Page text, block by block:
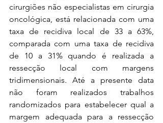
cirurgiões não especialistas em cirurgia
oncológica, está relacionada com uma
taxa de recidiva local de 33 a 63%,
comparada com uma taxa de recidiva
de 10 a 31% quando é realizada a
ressecção local com margens
tridimensionais. Até a presente data
não foram realizados trabalhos
randomizados para estabelecer qual a
margem adequada para a ressecção